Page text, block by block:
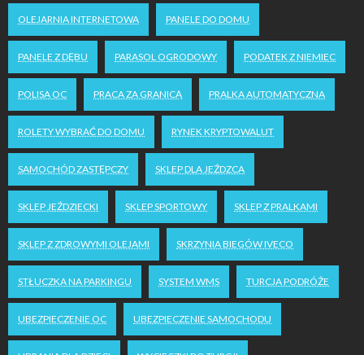
OLEJARNIA INTERNETOWA PANELE DO DOMU
PANELE Z DĘBU PARASOL OGRODOWY PODATEK Z NIEMIEC
POLISA OC PRACA ZA GRANICĄ PRALKA AUTOMATYCZNA
ROLETY WYBRAĆ DO DOMU RYNEK KRYPTOWALUT
SAMOCHÓD ZASTĘPCZY SKLEP DLA JEŹDZCA
SKLEP JEŹDZIECKI SKLEP SPORTOWY SKLEP Z PRALKAMI
SKLEP Z ZDROWYMI OLEJAMI SKRZYNIA BIEGÓW IVECO
STŁUCZKA NA PARKINGU SYSTEM WMS TURCJA PODRÓŻE
UBEZPIECZENIE OC UBEZPIECZENIE SAMOCHODU